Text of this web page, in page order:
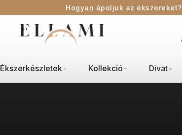
Hogyan ápoljuk az ékszereket?
Ékszerkészletek Kollekció Divat